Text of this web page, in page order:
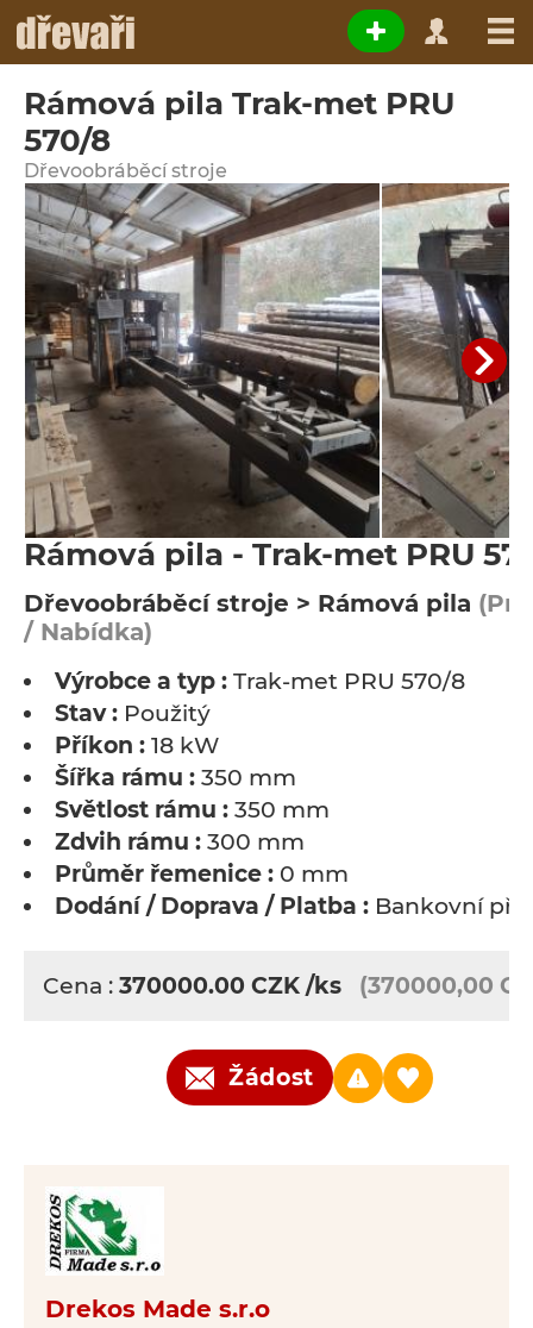
Rámová pila Trak-met PRU
570/8
Dřevoobráběcí stroje
Rámová pila - Trak-met PRU
Dřevoobráběcí stroje > Rámová pila
/ Nabídka)
Výrobce a typ : Trak-met PRU 570/8
Stav : Použitý
Příkon : 18 kW
Šířka rámu : 350 mm
Světlost rámu : 350 mm
Zdvih rámu : 300 mm
Průměr řemenice : 0 mm
Dodání / Doprava / Platba : Bankovní
Cena : 370000.00 CZK /ks (370000,00
Žádost
Drekos Made s.r.o